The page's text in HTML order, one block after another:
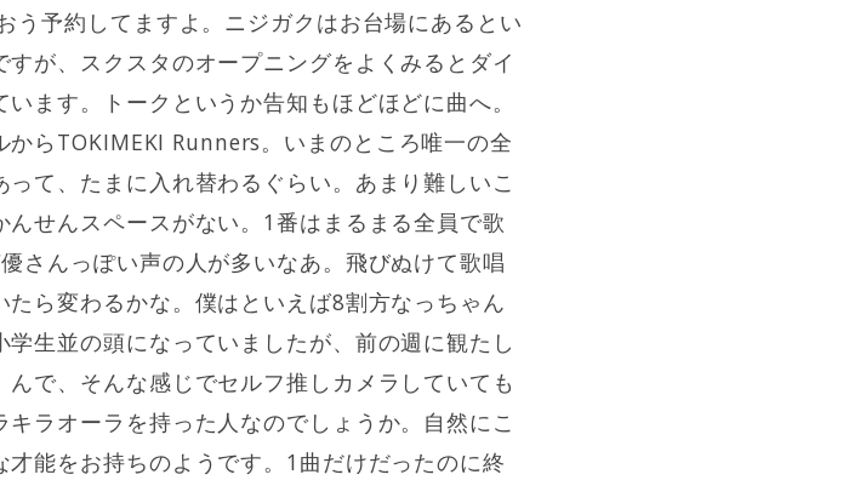
う予約してますよ。ニジガクはお台場にあるとい
が、スクスタのオープニングをよくみるとダイ
ます。トークというか告知もほどほどに曲へ。
らTOKIMEKI Runners。いまのところ唯一の全
て、たまに入れ替わるぐらい。あまり難しいこ
せんスペースがない。1番はまるまる全員で歌
さんっぽい声の人が多いなあ。飛びぬけて歌唱
ら変わるかな。僕はといえば8割方なっちゃん
生並の頭になっていましたが、前の週に観たし
で、そんな感じでセルフ推しカメラしていても
ラオーラを持った人なのでしょうか。自然にこ
能をお持ちのようです。1曲だけだったのに終